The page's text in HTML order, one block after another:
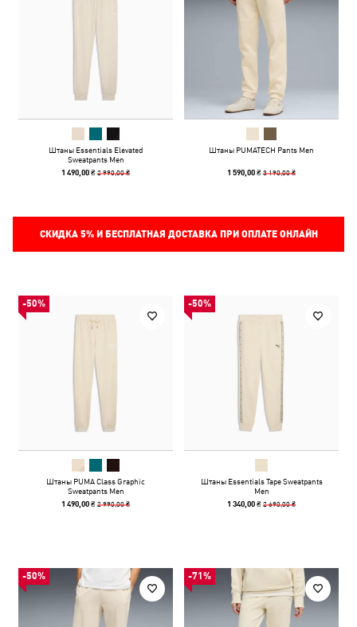
Штаны Essentials Elevated
Sweatpants Men
1 490,00 ₴2 990,00 ₴
Штаны PUMATECH Pants Men
1 590,00 ₴3 190,00 ₴
СКИДКА 5%И БЕСПЛАТНАЯ ДОСТАВКА ПРИ ОПЛАТЕ ОНЛАЙН
-50%
Штаны PUMA Class Graphic
Sweatpants Men
1 490,00 ₴2 990,00 ₴
-50%
Штаны Essentials Tape Sweatpants
Men
1 340,00 ₴2 690,00 ₴
-50% -71%